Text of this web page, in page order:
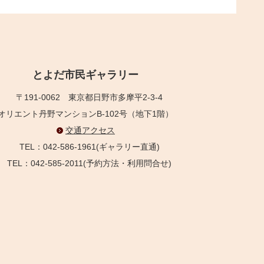
とよだ市民ギャラリー
〒191-0062 東京都日野市多摩平2-3-4
リエント丹野マンションB-102号（地下1階）
交通アクセス
TEL：042-586-1961(ギャラリー直通)
：042-585-2011(予約方法・利用問合せ)